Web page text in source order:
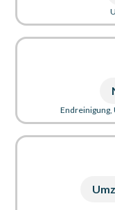
Endreinigung,